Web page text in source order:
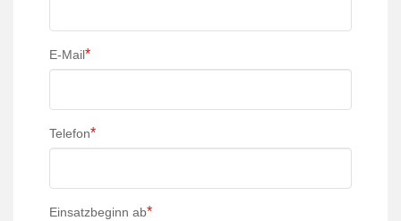
E-Mail*
Telefon*
Einsatzbeginn ab*